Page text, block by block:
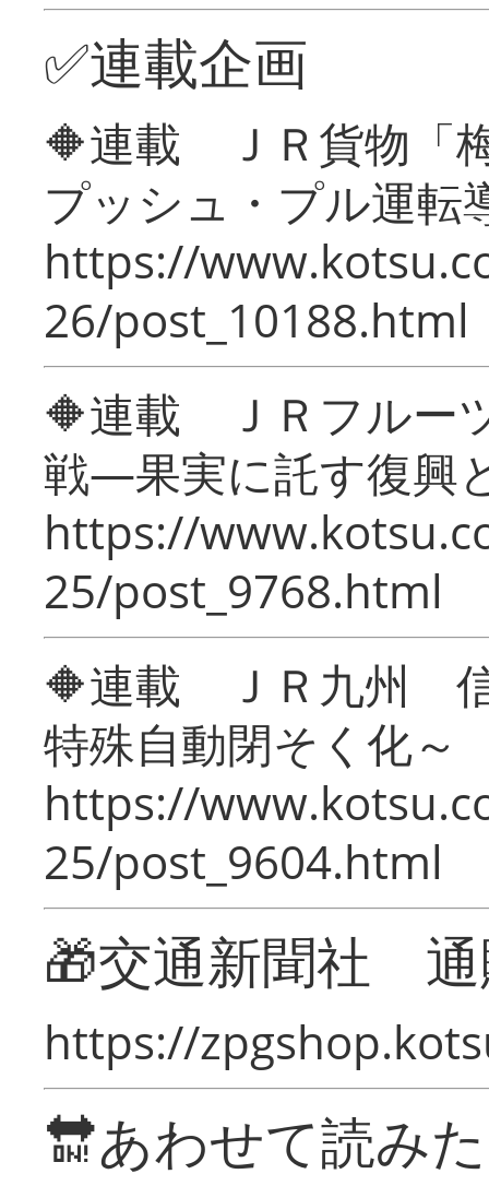
✅連載企画
🔶連載 ＪＲ貨物「
プッシュ・プル運転
https://
26/post_10188.html
🔶連載 ＪＲフルー
戦―果実に託す復興
https://
25/post_9768.html
🔶連載 ＪＲ九州 信
特殊自動閉そく化～
https://
25/post_9604.html
🎁交通新聞社
https://
🔛あわせて読み